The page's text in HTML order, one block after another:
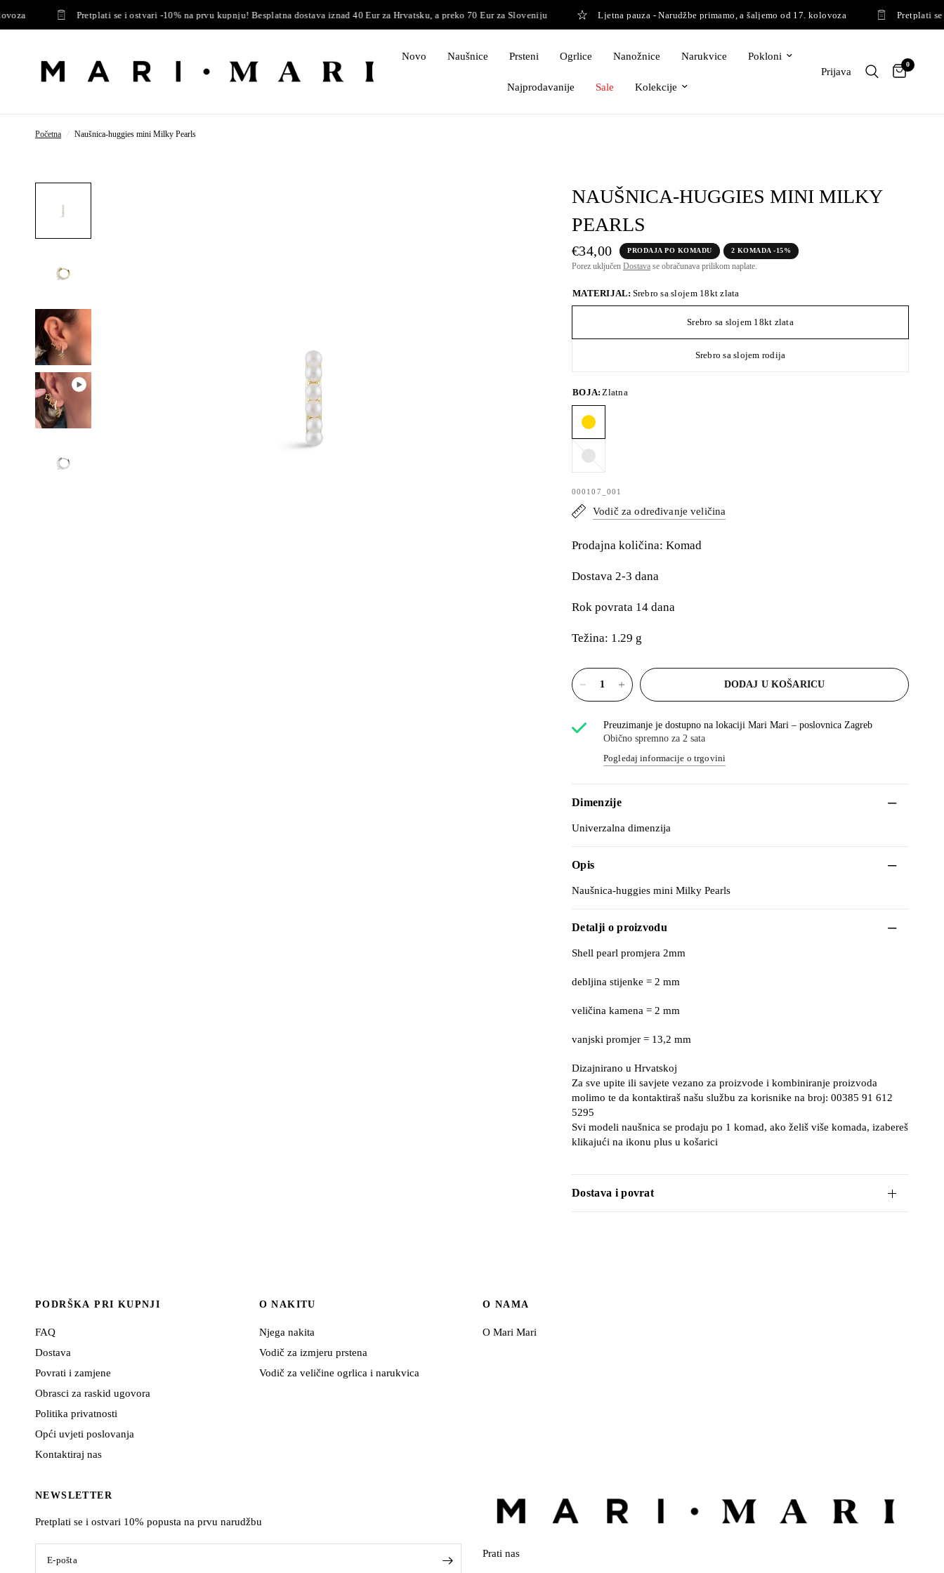
Pretplati se i ostvari -10% na prvu kupnju! Besplatna dostava iznad 40 Eur za Hrvatsku, a preko 70 Eur za Sloveniju Ljetna pauza - Narudžbe primamo, a šaljemo od 17. kolovoza Pretplati se i
Novo Naušnice Prsteni Ogrlice Nanožnice Narukvice Pokloni
Najprodavanije Sale Kolekcije
Prijava
0
Početna / Naušnica-huggies mini Milky Pearls
NAUŠNICA-HUGGIES MINI MILKY
PEARLS
€34,00 PRODAJA PO KOMADU 2 KOMADA -15%
Porez uključen Dostava se obračunava prilikom naplate.
MATERIJAL: Srebro sa slojem 18kt zlata
Srebro sa slojem 18kt zlata
Srebro sa slojem rodija
BOJA: Zlatna
000107_001
Vodič za određivanje veličina
Prodajna količina: Komad
Dostava 2-3 dana
Rok povrata 14 dana
Težina: 1.29 g
DODAJ U KOŠARICU
Preuzimanje je dostupno na lokacijiMari Mari – poslovnica Zagreb
Obično spremno za 2 sata
Pogledaj informacije o trgovini
Dimenzije
Univerzalna dimenzija
Opis
Naušnica-huggies mini Milky Pearls
Detalji o proizvodu
Shell pearl promjera 2mm
debljina stijenke = 2 mm
veličina kamena = 2 mm
vanjski promjer = 13,2 mm
Dizajnirano u Hrvatskoj
Za sve upite ili savjete vezano za proizvode i kombiniranje proizvoda
molimo te da kontaktiraš našu službu za korisnike na broj: 00385 91 612
5295
Svi modeli naušnica se prodaju po 1 komad, ako želiš više komada, izabereš
klikajući na ikonu plus u košarici
Dostava i povrat
PODRŠKA PRI KUPNJI
FAQ
Dostava
Povrati i zamjene
Obrasci za raskid ugovora
Politika privatnosti
Opći uvjeti poslovanja
Kontaktiraj nas
O NAKITU
Njega nakita
Vodič za izmjeru prstena
Vodič za veličine ogrlica i narukvica
O NAMA
O Mari Mari
NEWSLETTER
Pretplati se i ostvari 10% popusta na prvu narudžbu
E-pošta
Prati nas